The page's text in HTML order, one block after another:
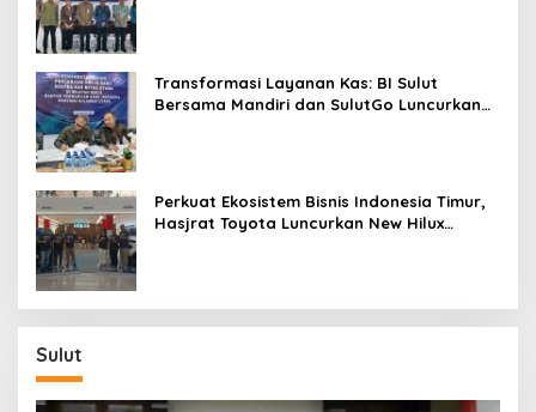
Transformasi Layanan Kas: BI Sulut
Bersama Mandiri dan SulutGo Luncurkan
Perkuat Ekosistem Bisnis Indonesia Timur,
Hasjrat Toyota Luncurkan New Hilux
Sulut